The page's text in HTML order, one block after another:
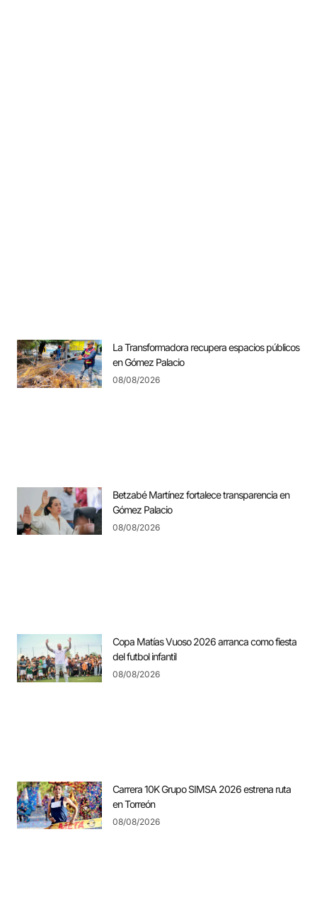
La Transformadora recupera espacios públicos
en Gómez Palacio
08/08/2026
Betzabé Martínez fortalece transparencia en
Gómez Palacio
08/08/2026
Copa Matías Vuoso 2026 arranca como fiesta
del futbol infantil
08/08/2026
Carrera 10K Grupo SIMSA 2026 estrena ruta
en Torreón
08/08/2026